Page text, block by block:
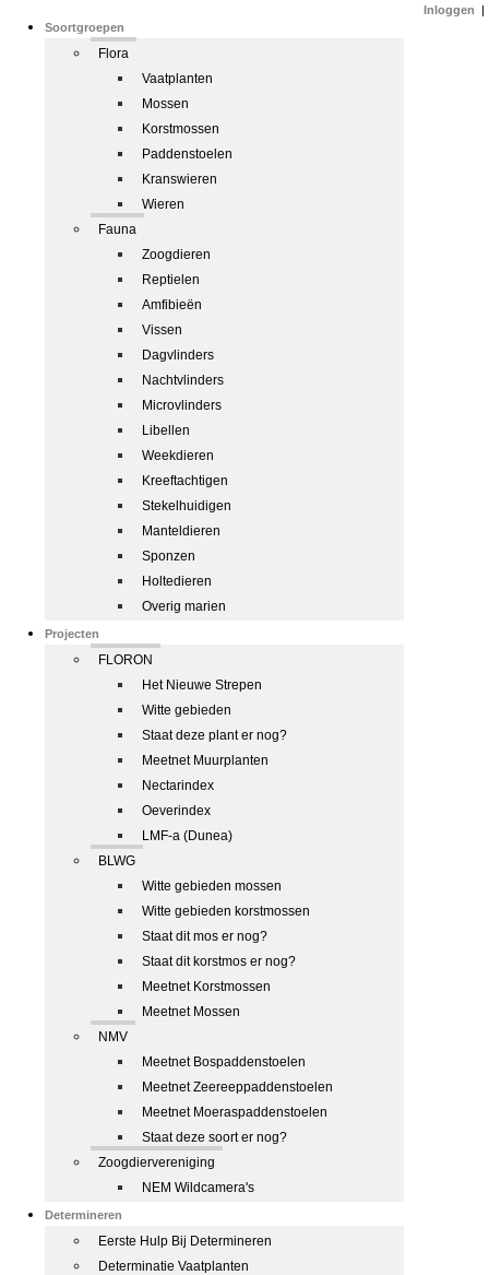
Soortgroepen
Flora
Vaatplanten
Mossen
Korstmossen
Paddenstoelen
Kranswieren
Wieren
Fauna
Zoogdieren
Reptielen
Amfibieën
Vissen
Dagvlinders
Nachtvlinders
Microvlinders
Libellen
Weekdieren
Kreeftachtigen
Stekelhuidigen
Manteldieren
Sponzen
Holtedieren
Overig marien
Projecten
FLORON
Het Nieuwe Strepen
Witte gebieden
Staat deze plant er nog?
Meetnet Muurplanten
Nectarindex
Oeverindex
LMF-a (Dunea)
BLWG
Witte gebieden mossen
Witte gebieden korstmossen
Staat dit mos er nog?
Staat dit korstmos er nog?
Meetnet Korstmossen
Meetnet Mossen
NMV
Meetnet Bospaddenstoelen
Meetnet Zeereeppaddenstoelen
Meetnet Moeraspaddenstoelen
Staat deze soort er nog?
Zoogdiervereniging
NEM Wildcamera's
Determineren
Eerste Hulp Bij Determineren
Determinatie Vaatplanten
Inloggen |